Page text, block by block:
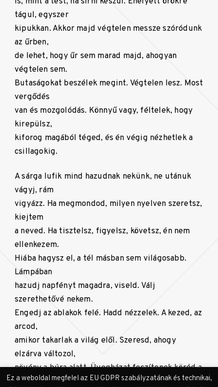
tágul, egyszer
kipukkan. Akkor majd végtelen messze szóródunk
az űrben,
de lehet, hogy űr sem marad majd, ahogyan
végtelen sem.
Butaságokat beszélek megint. Végtelen lesz. Most
vergődés
van és mozgolódás. Könnyű vagy, féltelek, hogy
kirepülsz,
kiforog magából téged, és én végig nézhetlek a
csillagokig.
A sárga lufik mind hazudnak nekünk, ne utánuk
vágyj, rám
vigyázz. Ha megmondod, milyen nyelven szeretsz,
kiejtem
a neved. Ha tisztelsz, figyelsz, követsz, én nem
ellenkezem.
Hiába hagysz el, a tél másban sem világosabb.
Lámpában
hazudj napfényt magadra, viseld. Válj
szerethetővé nekem.
Engedj az ablakok felé. Hadd nézzelek. A kezed, az
arcod,
amikor takarlak a világ elől. Szeresd, ahogy
elzárva változol,
növény a búra alatt. Üvegházat feszítenek köréd a
karjaim.
Ez a weboldal megfelel az EU GDPR szabályzatának és technikai,